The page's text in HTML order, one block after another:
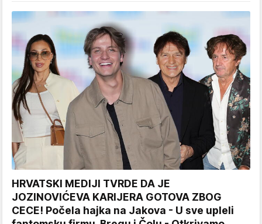
HRVATSKI MEDIJI TVRDE DA JE
JOZINOVIĆEVA KARIJERA GOTOVA ZBOG
CECE! Počela hajka na Jakova - U sve upleli